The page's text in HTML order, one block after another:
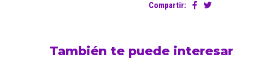
Compartir:
También te puede interesar